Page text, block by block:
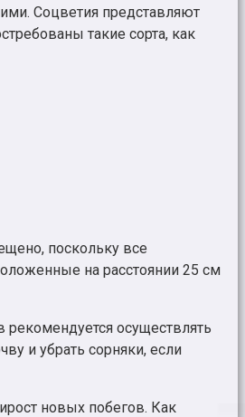
Соцветия представляют
такие сорта, как
поскольку все
на расстоянии 25 см
осуществлять
и убрать сорняки, если
новых побегов. Как